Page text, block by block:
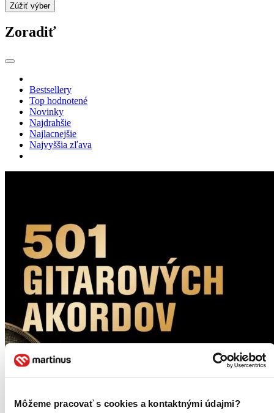
Môžeme pracovať s cookies a kontaktnými údajmi?
Zúžiť výber
Zoradiť
Bestsellery
Top hodnotené
Novinky
Najdrahšie
Najlacnejšie
Najvyššia zľava